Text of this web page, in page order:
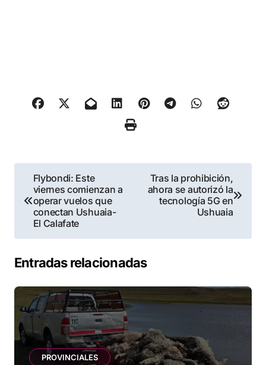
Navegación
de
entradas
Flybondi: Este
viernes comienzan a
operar vuelos que
conectan Ushuaia-
El Calafate
Tras la prohibición,
ahora se autorizó la
tecnología 5G en
Ushuaia
Entradas relacionadas
PROVINCIALES